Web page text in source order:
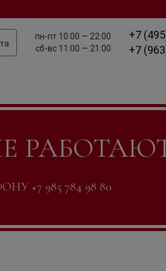
пн-пт 10:00 — 22:00
сб-вс 11:00 — 21:00
+7
+7
+7 985 784 98 80